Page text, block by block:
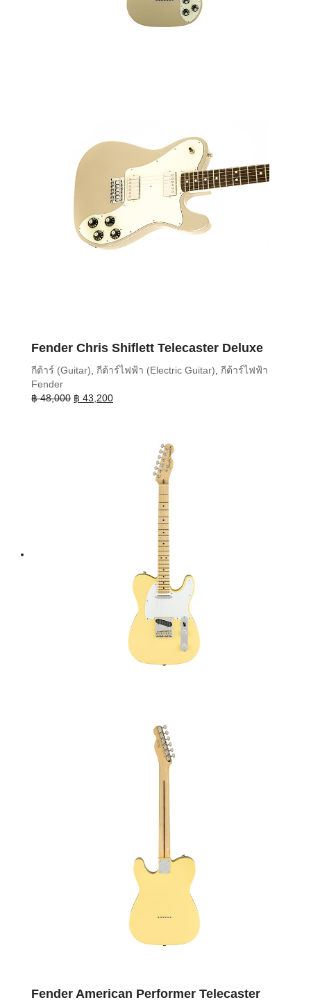
Fender Chris Shiflett Telecaster Deluxe
กีต้าร์ (Guitar) กีต้าร์ไฟฟ้า (Electric Guitar) กีต้าร์ไฟฟ้า
Fender
฿48,000 Original
฿ 43,200Current
Fender American Performer Telecaster